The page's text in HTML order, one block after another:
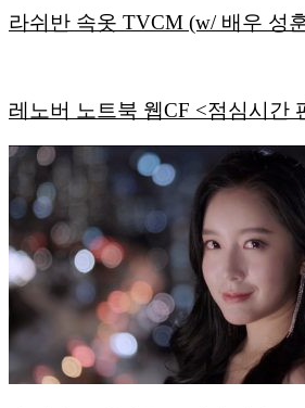
라쉬반 속옷 TVCM (w/ 배우 성
레노버 노트북 웹CF <점심시간